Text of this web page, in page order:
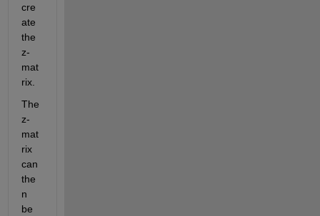
cre
ate
the
z-
mat
rix.
The
z-
mat
rix
can
the
n
be